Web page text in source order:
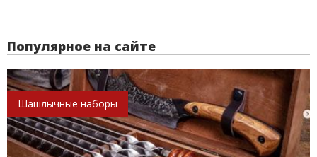
Популярное на сайте
Шашлычные наборы